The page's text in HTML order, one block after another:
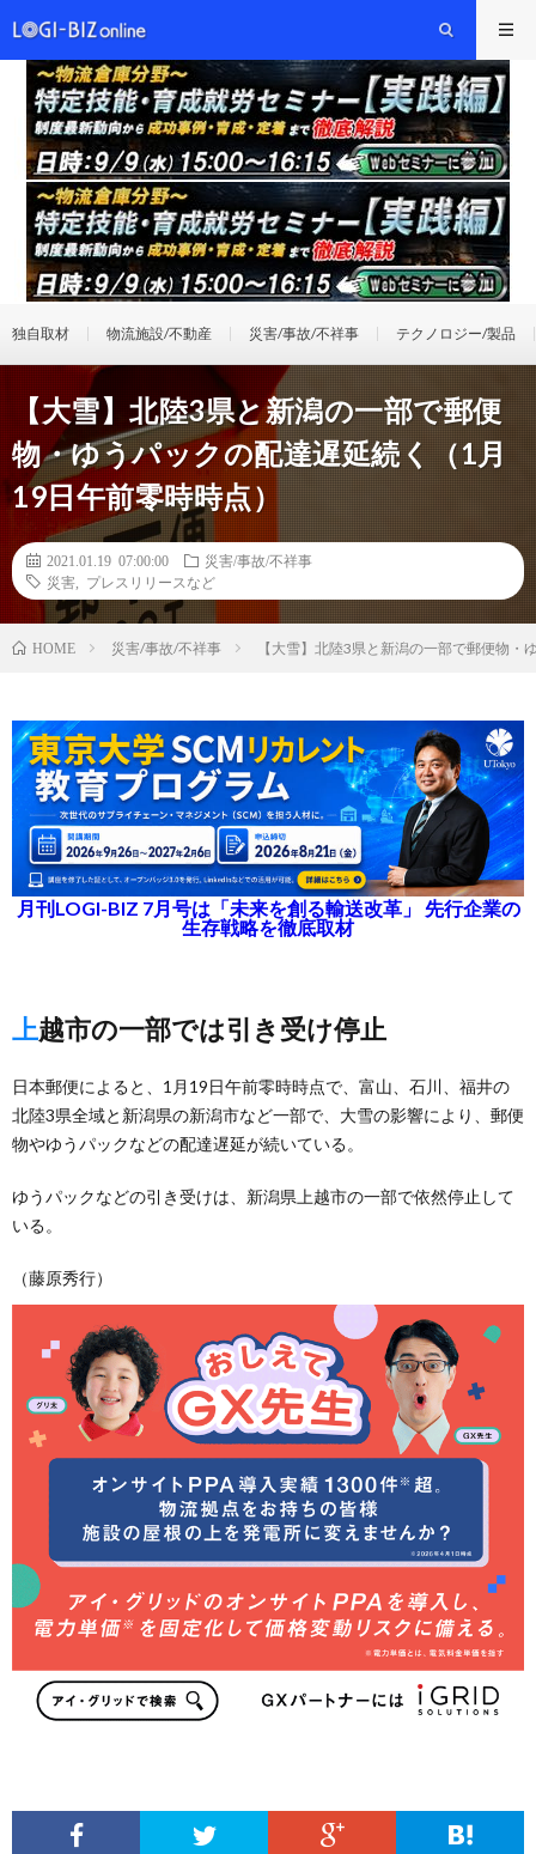
独自取材 物流施設/不動産 災害/事故/不祥事 テクノロジー/製品
【大雪】北陸3県と新潟の一部で郵便
物・ゆうパックの配達遅延続く（1月
19日午前零時時点）
2021.01.19 07:00:00
災害/事故/不祥事
災害
プレスリリースなど
HOME 災害/事故/不祥事 【大雪】北陸3県と新潟の一部で郵便物
月刊LOGI-BIZ 7月号は「未来を創る輸送改革」 先行企業の
生存戦略を徹底取材
上越市の一部では引き受け停止
日本郵便によると、1月19日午前零時時点で、富山、石川、福井の
北陸3県全域と新潟県の新潟市など一部で、大雪の影響により、郵便
物やゆうパックなどの配達遅延が続いている。
ゆうパックなどの引き受けは、新潟県上越市の一部で依然停止して
いる。
（藤原秀行）